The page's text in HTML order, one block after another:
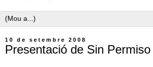
10 de setembre 2008
Presentació de Sin Permiso